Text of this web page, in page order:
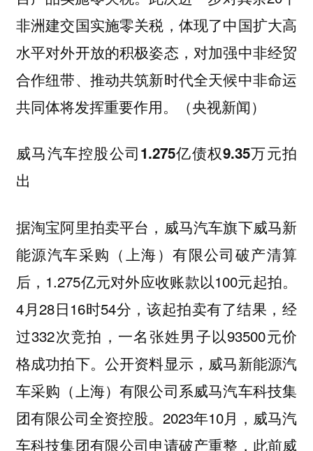
非洲建交国实施零关税，体现了中国扩大高
水平对外开放的积极姿态，对加强中非经贸
合作纽带、推动共筑新时代全天候中非命运
共同体将发挥重要作用。（央视新闻）
威马汽车控股公司1.275亿债权9.35万元拍
出
据淘宝阿里拍卖平台，威马汽车旗下威马新
能源汽车采购（上海）有限公司破产清算
后，1.275亿元对外应收账款以100元起拍。
4月28日16时54分，该起拍卖有了结果，经
过332次竞拍，一名张姓男子以93500元价
格成功拍下。公开资料显示，威马新能源汽
车采购（上海）有限公司系威马汽车科技集
团有限公司全资控股。2023年10月，威马汽
车科技集团有限公司申请破产重整，此前威